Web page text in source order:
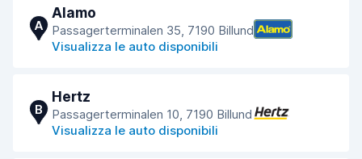
A
Alamo
Passagerterminalen 35, 7190 Billund
Visualizza le auto disponibili
B
Hertz
Passagerterminalen 10, 7190 Billund
Visualizza le auto disponibili